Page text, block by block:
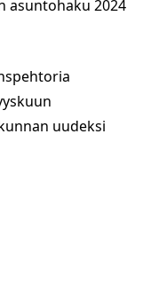
asuntohaku 2024
uudeksi